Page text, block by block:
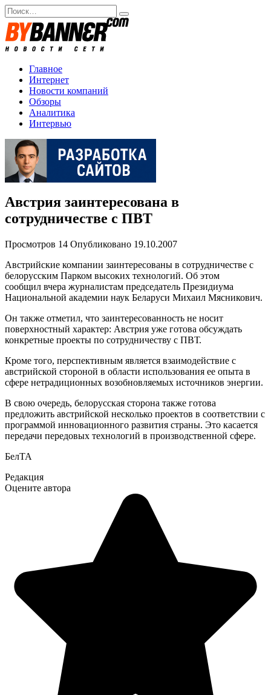
Перейти
к
содержанию
Search
for:
Главное
Интернет
Новости компаний
Обзоры
Аналитика
Интервью
Австрия заинтересована в
сотрудничестве с ПВТ
Просмотров 14 Опубликовано 19.10.2007
Австрийские компании заинтересованы в сотрудничестве с
белорусским Парком высоких технологий. Об этом
сообщил вчера журналистам председатель Президиума
Национальной академии наук Беларуси Михаил Мясникович.
Он также отметил, что заинтересованность не носит
поверхностный характер: Австрия уже готова обсуждать
конкретные проекты по сотрудничеству с ПВТ.
Кроме того, перспективным является взаимодействие с
австрийской стороной в области использования ее опыта в
сфере нетрадиционных возобновляемых источников энергии.
В свою очередь, белорусская сторона также готова
предложить австрийской несколько проектов в соответствии с
программой инновационного развития страны. Это касается
передачи передовых технологий в производственной сфере.
БелТА
Редакция
Оцените автора